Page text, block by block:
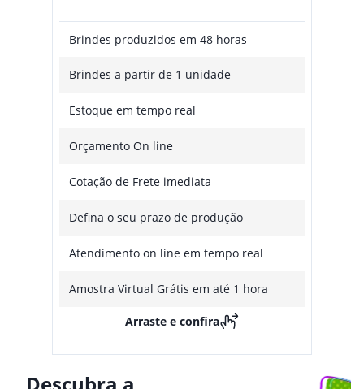
Brindes produzidos em 48 horas
Brindes a partir de 1 unidade
Estoque em tempo real
Orçamento On line
Cotação de Frete imediata
Defina o seu prazo de produção
Atendimento on line em tempo real
Amostra Virtual Grátis em até 1 hora
Arraste e confira